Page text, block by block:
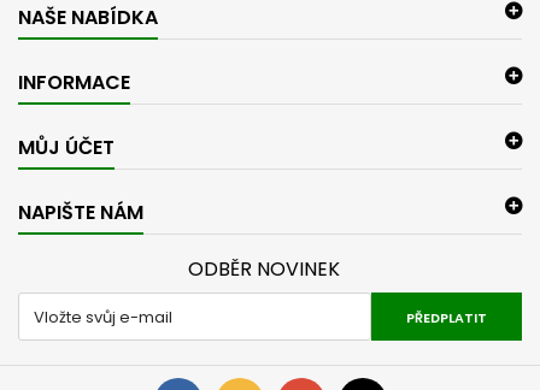
NAŠE NABÍDKA
INFORMACE
MŮJ ÚČET
NAPIŠTE NÁM
ODBĚR NOVINEK
PŘEDPLATIT